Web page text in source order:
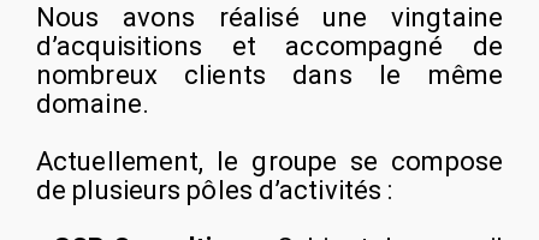
Nous avons réalisé une vingtaine
d’acquisitions et accompagné de
nombreux clients dans le même
domaine.
Actuellement, le groupe se compose
de plusieurs pôles d’activités :